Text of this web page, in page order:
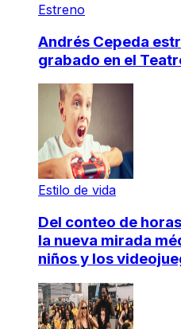
Estreno
Andrés Cepeda
grabado en el
Estilo de vida
Del conteo de
la nueva mirada
niños y los